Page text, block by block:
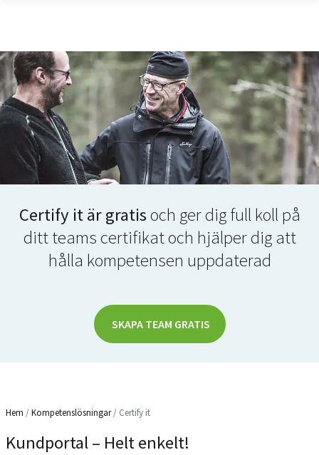
Certify it är gratisoch ger dig full koll på
ditt teams certifikat och hjälper dig att
hålla kompetensen uppdaterad
SKAPA TEAM GRATIS
Hem /Kompetenslösningar/ Certify it
Kundportal – Helt enkelt!